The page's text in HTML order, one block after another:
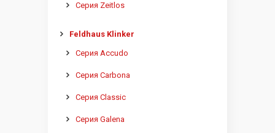
Серия Zeitlos
Feldhaus Klinker
Серия Accudo
Серия Carbona
Серия Classic
Серия Galena